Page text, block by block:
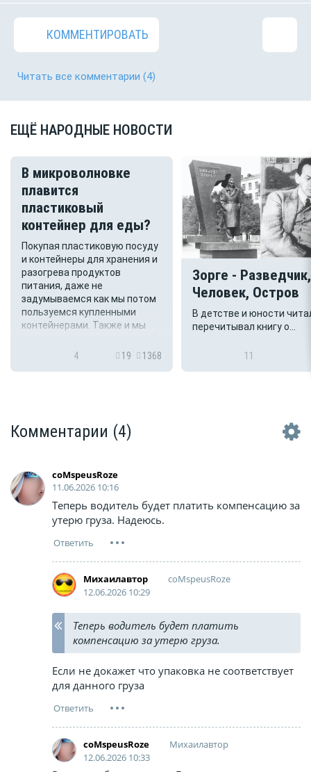
КОММЕНТИРОВАТЬ
Читать все комментарии (4)
ЕЩЁ НАРОДНЫЕ НОВОСТИ
В микроволновке
плавится
пластиковый
контейнер для еды?
Покупая пластиковую посуду
и контейнеры для хранения и
разогрева продуктов
питания, даже не
задумываемся как мы потом
пользуемся купленными
контейнерами. Также и мы
контейнер, на дне которой
4 19 1368
Зорге - Разведчик,
Человек, Остров
В детстве и юности
перечитывал книгу о
разведчике Рихарде
островов Малой
11
Комментарии (4)
coMspeusRoze
11.06.2026 10:16
Теперь водитель будет платить компенсацию за
утерю груза. Надеюсь.
Михаилавтор
coMspeusRoze
12.06.2026 10:29
Теперь водитель будет платить
компенсацию за утерю груза.
Если не докажет что упаковка не соответствует
для данного груза
coMspeusRoze
Михаилавтор
12.06.2026 10:33